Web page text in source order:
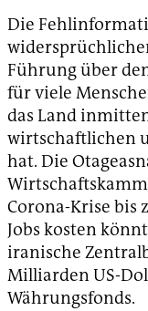
Die
Führung über
für viele
das Land
wirtschaftlichen
hat. Die
Corona-Krise bis
Jobs kosten
iranische
Milliarden US-
Währungsfonds.